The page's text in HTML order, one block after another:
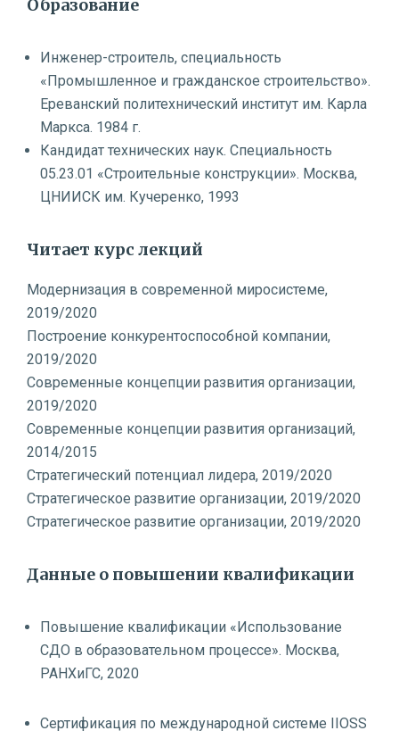
Образование
Инженер-строитель, специальность
«Промышленное и гражданское строительство».
Ереванский политехнический институт им. Карла
Маркса. 1984 г.
Кандидат технических наук. Специальность
05.23.01 «Строительные конструкции». Москва,
ЦНИИСК им. Кучеренко, 1993
Читает курс лекций
Модернизация в современной миросистеме,
2019/2020
Построение конкурентоспособной компании,
2019/2020
Современные концепции развития организации,
2019/2020
Современные концепции развития организаций,
2014/2015
Стратегический потенциал лидера, 2019/2020
Стратегическое развитие организации, 2019/2020
Стратегическое развитие организации, 2019/2020
Данные о повышении квалификации
Повышение квалификации «Использование
СДО в образовательном процессе». Москва,
РАНХиГС, 2020
Сертификация по международной системе IIOSS